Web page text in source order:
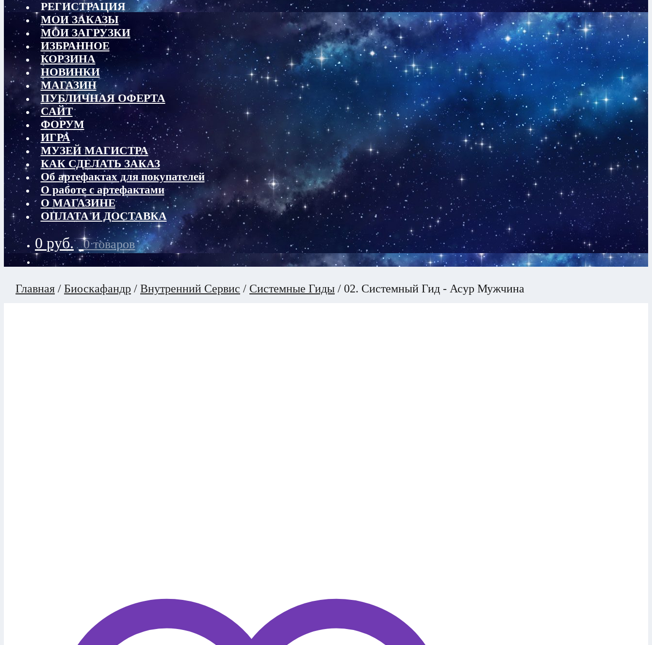
РЕГИСТРАЦИЯ
МОИ ЗАКАЗЫ
МОИ ЗАГРУЗКИ
ИЗБРАННОЕ
КОРЗИНА
НОВИНКИ
МАГАЗИН
ПУБЛИЧНАЯ ОФЕРТА
САЙТ
ФОРУМ
ИГРА
МУЗЕЙ МАГИСТРА
КАК СДЕЛАТЬ ЗАКАЗ
Об артефактах для покупателей
О работе с артефактами
О МАГАЗИНЕ
ОПЛАТА И ДОСТАВКА
0 руб. 0 товаров
Главная / Биоскафандр / Внутренний Сервис / Системные Гиды / 02. Системный Гид - Асур Мужчина